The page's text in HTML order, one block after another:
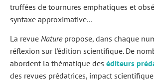
truffées de tournures emphatiques et
syntaxe approximative…
La revue Nature propose, dans chaque
réflexion sur l’édition scientifique. De
abordent la thématique des éditeurs
des revues prédatrices, impact